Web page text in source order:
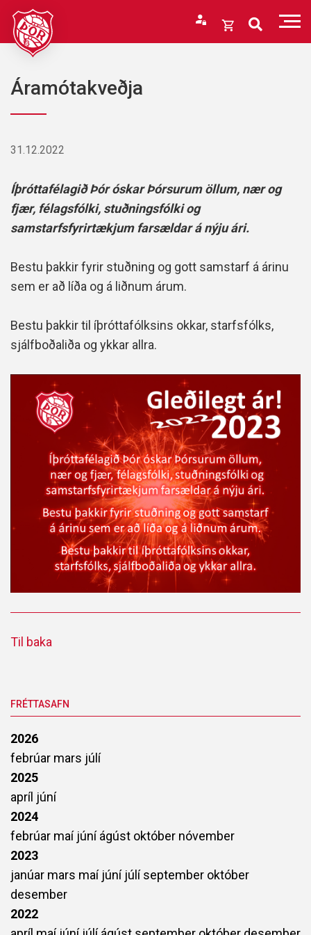
Fara
efni
Opna
Karfan þín
Áramótakveðja
31.12.2022
Íþróttafélagið Þór óskar Þórsurum öllum, nær og
fjær, félagsfólki, stuðningsfólki og
samstarfsfyrirtækjum farsældar á nýju ári.
Bestu þakkir fyrir stuðning og gott samstarf á árinu
sem er að líða og á liðnum árum.
Bestu þakkir til íþróttafólksins okkar, starfsfólks,
sjálfboðaliða og ykkar allra.
Til baka
FRÉTTASAFN
2026
febrúar mars júlí
2025
apríl júní
2024
febrúar maí júníágúst október nóvember
2023
janúar mars maí júní júlíseptember október
desember
2022